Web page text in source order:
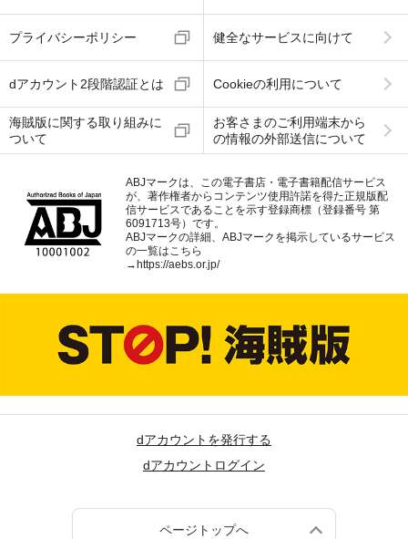
プライバシーポリシー 健全なサービスに向けて
dアカウント2段階認証とは Cookieの利用について
海賊版に関する取り組みに
ついて
お客さまのご利用端末から
の情報の外部送信について
ABJマークは、この電子書店・電子書籍配信サービス
が、著作権者からコンテンツ使用許諾を得た正規版配
信サービスであることを示す登録商標（登録番号 第
6091713号）です。
ABJマークの詳細、ABJマークを掲示しているサービス
の一覧はこちら
→ https://aebs.or.jp/
dアカウントを発行する
dアカウントログイン
ページトップへ